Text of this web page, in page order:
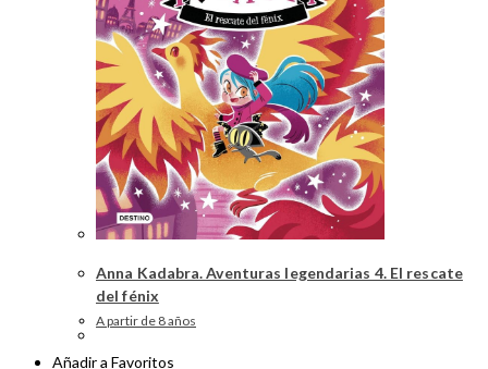
Anna Kadabra. Aventuras legendarias 4. El rescate
del fénix
A partir de 8 años
Añadir a Favoritos